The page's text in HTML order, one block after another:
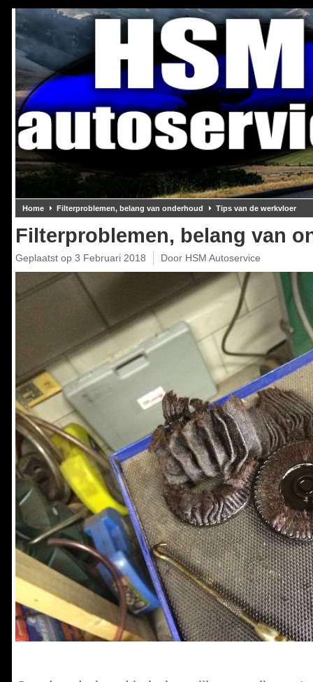
Home Filterproblemen, belang van onderhoud Tips van de werkvloer
Filterproblemen, belang van
Geplaatst op 3 Februari 2018 Door HSM Autoservice